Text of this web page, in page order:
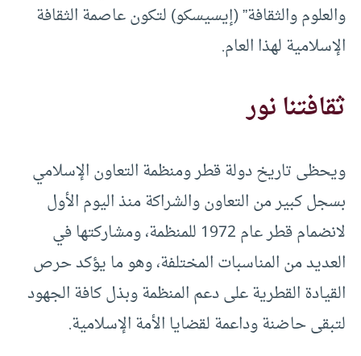
والعلوم والثقافة” (إيسيسكو) لتكون عاصمة الثقافة
الإسلامية لهذا العام.
ثقافتنا نور
ويحظى تاريخ دولة قطر ومنظمة التعاون الإسلامي
بسجل كبير من التعاون والشراكة منذ اليوم الأول
لانضمام قطر عام 1972 للمنظمة، ومشاركتها في
العديد من المناسبات المختلفة، وهو ما يؤكد حرص
القيادة القطرية على دعم المنظمة وبذل كافة الجهود
لتبقى حاضنة وداعمة لقضايا الأمة الإسلامية.